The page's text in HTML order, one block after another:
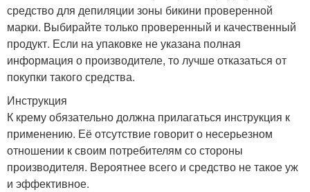
средство для депиляции зоны бикини проверенной
марки. Выбирайте только проверенный и качественный
продукт. Если на упаковке не указана полная
информация о производителе, то лучше отказаться от
покупки такого средства.
Инструкция
К крему обязательно должна прилагаться инструкция к
применению. Её отсутствие говорит о несерьезном
отношении к своим потребителям со стороны
производителя. Вероятнее всего и средство не такое уж
и эффективное.